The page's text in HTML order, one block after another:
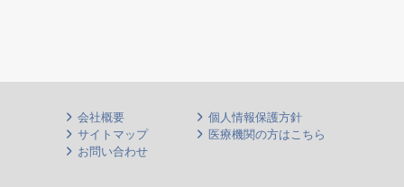
会社概要
個人情報保護方針
サイトマップ
医療機関の方はこちら
お問い合わせ